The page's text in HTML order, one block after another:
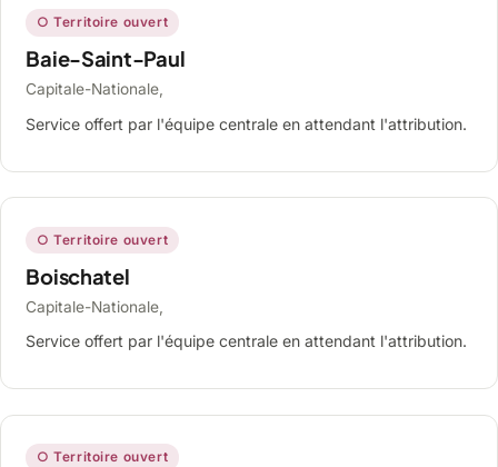
○ Territoire ouvert
Baie-Saint-Paul
Capitale-Nationale,
Service offert par l'équipe centrale en attendant l'attribution.
○ Territoire ouvert
Boischatel
Capitale-Nationale,
Service offert par l'équipe centrale en attendant l'attribution.
○ Territoire ouvert